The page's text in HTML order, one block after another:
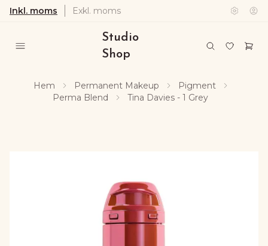
Inkl. moms Exkl. moms
Studio
Shop
Hem Permanent Makeup
Pigment
Perma Blend
Tina Davies - 1 Grey